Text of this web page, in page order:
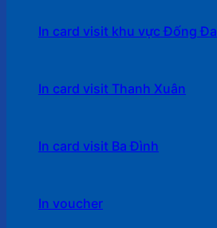
In card visit khu vực Đống Đa
In card visit Thanh Xuân
In card visit Ba Đình
In voucher